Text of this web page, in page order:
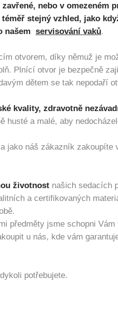
nebo v omezeném
stejný vzhled, jako
našem servisování vaků.
otvorem, díky němuž je
Plnící otvor je bezpečně
dětem se tak nepodaří
kvality, zdravotně
husté a malé, aby
jako náš zákazník zakoupíte
životnost našich sedacích
a certifikovaných
předměty jsme schopni Vám
u nás, kde vám
potřebujete.